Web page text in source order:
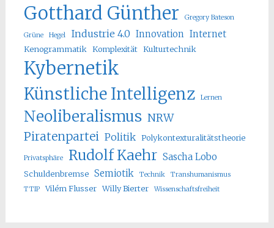
Gotthard Günther Gregory Bateson
Grüne Hegel Industrie 4.0 Innovation Internet
Kenogrammatik Komplexität Kulturtechnik
Kybernetik
Künstliche Intelligenz Lernen
Neoliberalismus NRW
Piratenpartei Politik Polykontexturalitätstheorie
Privatsphäre Rudolf Kaehr Sascha Lobo
Schuldenbremse Semiotik Technik
Transhumanismus
TTIP
Vilém Flusser Willy Bierter Wissenschaftsfreiheit